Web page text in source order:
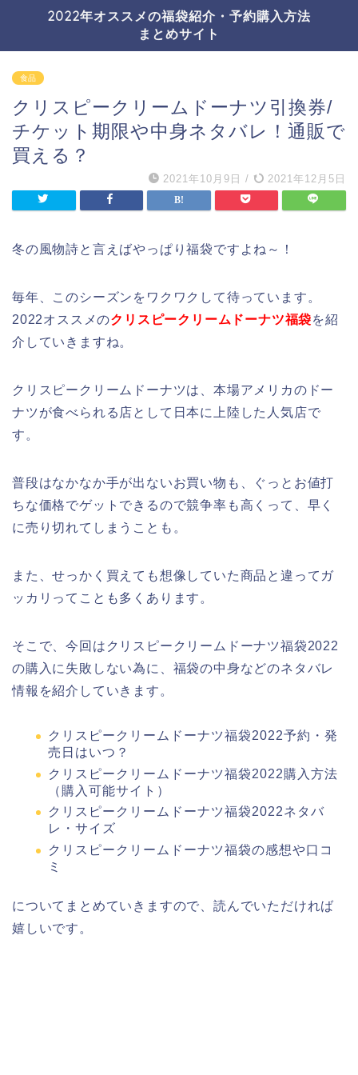
2022年オススメの福袋紹介・予約購入方法
まとめサイト
食品
クリスピークリームドーナツ引換券/
チケット期限や中身ネタバレ！通販で
買える？
2021年10月9日 / 2021年12月5日
冬の風物詩と言えばやっぱり福袋ですよね～！
毎年、このシーズンをワクワクして待っています。
2022オススメのクリスピークリームドーナツ福袋を紹
介していきますね。
クリスピークリームドーナツは、本場アメリカのドー
ナツが食べられる店として日本に上陸した人気店で
す。
普段はなかなか手が出ないお買い物も、ぐっとお値打
ちな価格でゲットできるので競争率も高くって、早く
に売り切れてしまうことも。
また、せっかく買えても想像していた商品と違ってガ
ッカリってことも多くあります。
そこで、今回はクリスピークリームドーナツ福袋2022
の購入に失敗しない為に、福袋の中身などのネタバレ
情報を紹介していきます。
クリスピークリームドーナツ福袋2022予約・発
売日はいつ？
クリスピークリームドーナツ福袋2022購入方法
（購入可能サイト）
クリスピークリームドーナツ福袋2022ネタバ
レ・サイズ
クリスピークリームドーナツ福袋の感想や口コ
ミ
についてまとめていきますので、読んでいただければ
嬉しいです。